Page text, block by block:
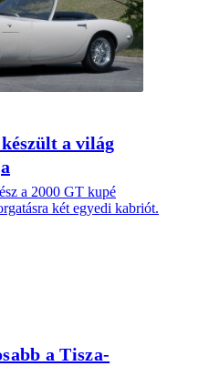
a világ
a 2000 GT kupé
két egyedi kabriót.
a Tisza-